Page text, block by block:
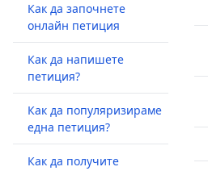
Как да започнете
онлайн петиция
Как да напишете
петиция?
Как да популяризираме
една петиция?
Как да получите